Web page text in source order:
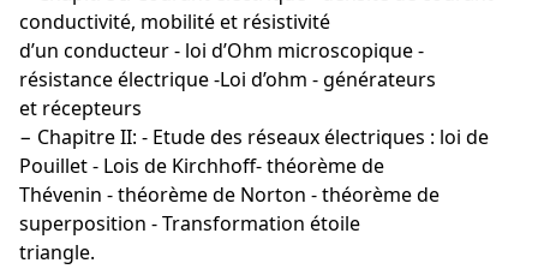
conductivité, mobilité et résistivité
d’un conducteur - loi d’Ohm microscopique -
résistance électrique -Loi d’ohm - générateurs
et récepteurs
− Chapitre II: - Etude des réseaux électriques : loi de
Pouillet - Lois de Kirchhoff- théorème de
Thévenin - théorème de Norton - théorème de
superposition - Transformation étoile
triangle.